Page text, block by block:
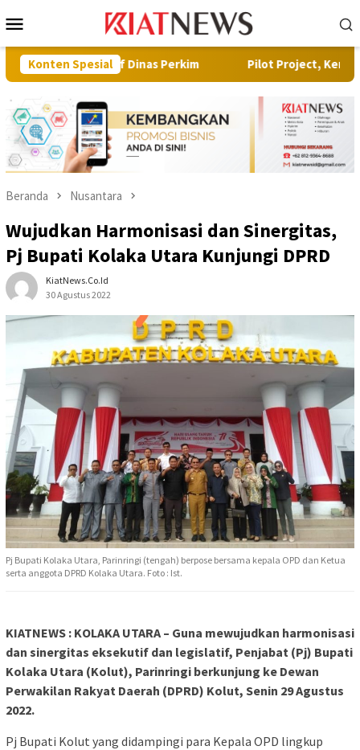
ke
Mobile
Konten Spesial
Dinas Perkim Pilot Project, Kementerian ATR/BPN
Beranda Nusantara
Wujudkan Harmonisasi dan Sinergitas,
Pj Bupati Kolaka Utara Kunjungi DPRD
KiatNews.co.id
30 Agustus 2022
Pj Bupati Kolaka Utara, Parinringi (tengah) berpose bersama kepala OPD dan Ketua
serta anggota DPRD Kolaka Utara. Foto : Ist.
KIATNEWS : KOLAKA UTARA – Guna mewujudkan harmonisasi
dan sinergitas eksekutif dan legislatif, Penjabat (Pj) Bupati
Kolaka Utara (Kolut), Parinringi berkunjung ke Dewan
Perwakilan Rakyat Daerah (DPRD) Kolut, Senin 29 Agustus
2022.
Pj Bupati Kolut yang didampingi para Kepala OPD lingkup